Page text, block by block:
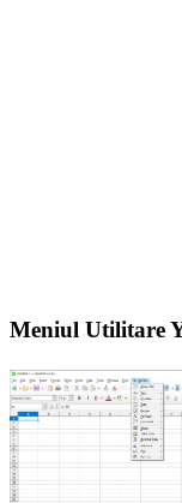
Meniul Utilitare